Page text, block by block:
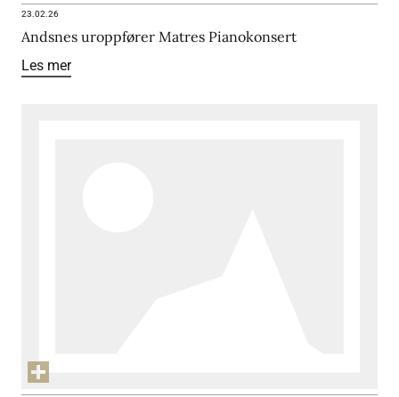
23.02.26
Andsnes uroppfører Matres Pianokonsert
Les mer